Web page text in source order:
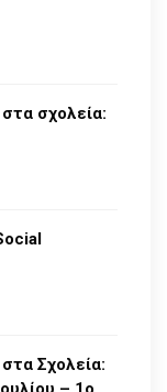
σχολεία:
Σχολεία: